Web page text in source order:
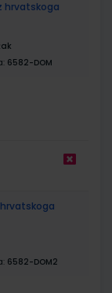
hrvatskoga
6582-DOM
hrvatskoga
6582-DOM2